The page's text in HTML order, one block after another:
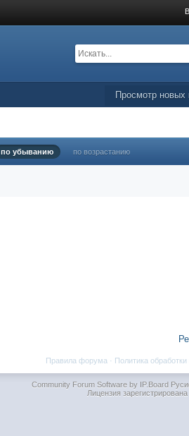
Просмотр новых
по убыванию по возрастанию
Политика
Правила форума ·
Community Forum Software by IP.Board
Лицензия